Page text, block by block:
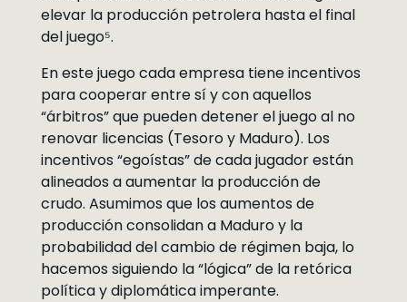
elevar la producción petrolera hasta el final
del juego⁵.
En este juego cada empresa tiene incentivos
para cooperar entre sí y con aquellos
“árbitros” que pueden detener el juego al no
renovar licencias (Tesoro y Maduro). Los
incentivos “egoístas” de cada jugador están
alineados a aumentar la producción de
crudo. Asumimos que los aumentos de
producción consolidan a Maduro y la
probabilidad del cambio de régimen baja, lo
hacemos siguiendo la “lógica” de la retórica
política y diplomática imperante.